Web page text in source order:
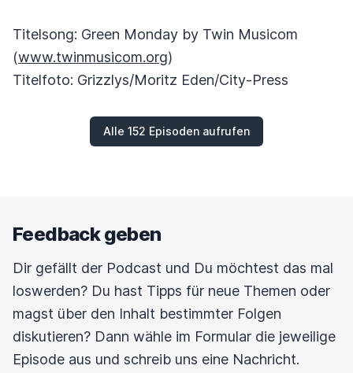
Titelsong: Green Monday by Twin Musicom
(www.twinmusicom.org)
Titelfoto: Grizzlys/Moritz Eden/City-Press
Alle 152 Episoden aufrufen
Feedback geben
Dir gefällt der Podcast und Du möchtest das mal
loswerden? Du hast Tipps für neue Themen oder
magst über den Inhalt bestimmter Folgen
diskutieren? Dann wähle im Formular die jeweilige
Episode aus und schreib uns eine Nachricht.